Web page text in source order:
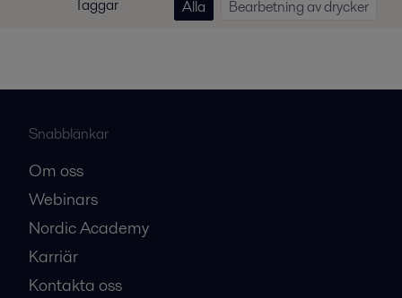
Taggar Alla Bearbetning av drycker
Snabblänkar
Om oss
Webinars
Nordic Academy
Karriär
Kontakta oss